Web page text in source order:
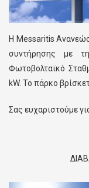
Η Messaritis
συντήρησης με
Φωτοβολταϊκό
kW. Το πάρκο
Σας ευχαριστούμε